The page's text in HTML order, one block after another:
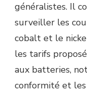
généralistes. Il
surveiller les
cobalt et le
les tarifs
aux batteries,
conformité et